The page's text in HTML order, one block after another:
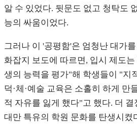
알 수 있었다. 뒷문도 없고 청탁도
능의 싸움이었다.
그러나 이 '공평함'은 엄청난 대가
화잡지 보도에 따르면, 입시 제도
생의 능력을 평가"해 학생들이 "지
덕·체·예술 교육은 소홀히 하게 만
적 자유를 잃게 했다"고 했다. 더
대만 특유의 학원 문화를 탄생시켰